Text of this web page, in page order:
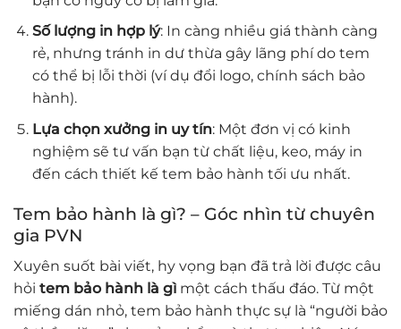
Số lượng in hợp lý: In càng nhiều giá thành càng
rẻ, nhưng tránh in dư thừa gây lãng phí do tem
có thể bị lỗi thời (ví dụ đổi logo, chính sách bảo
hành).
Lựa chọn xưởng in uy tín: Một đơn vị có kinh
nghiệm sẽ tư vấn bạn từ chất liệu, keo, máy in
đến cách thiết kế tem bảo hành tối ưu nhất.
Tem bảo hành là gì? – Góc nhìn từ chuyên
gia PVN
Xuyên suốt bài viết, hy vọng bạn đã trả lời được câu
hỏi tem bảo hành là gìmột cách thấu đáo. Từ một
miếng dán nhỏ, tem bảo hành thực sự là “người bảo